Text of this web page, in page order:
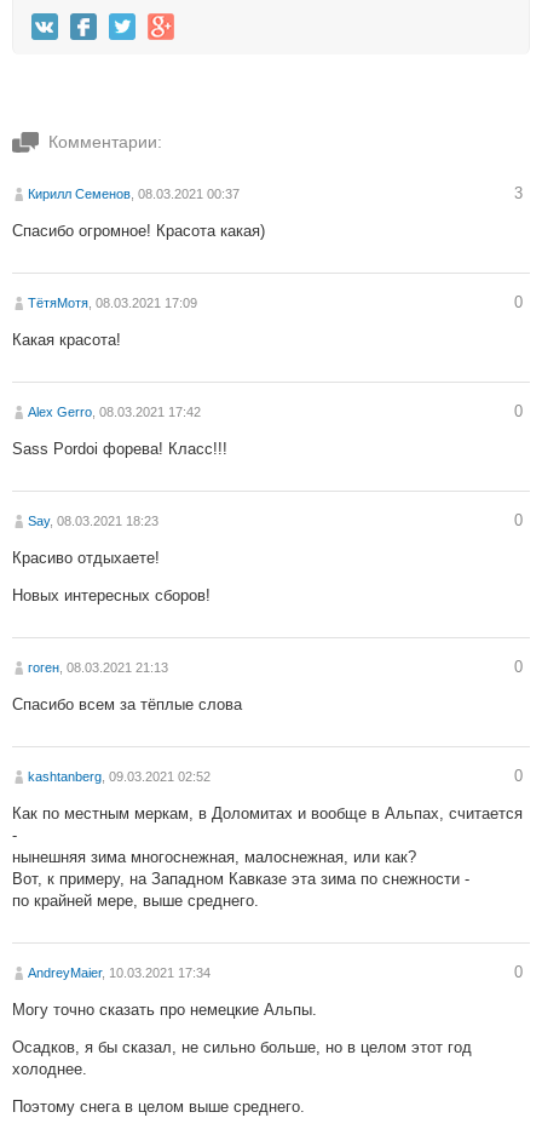
Комментарии:
Кирилл Семенов , 08.03.2021 00:37 3
Спасибо огромное! Красота какая)
ТётяМотя , 08.03.2021 17:09 0
Какая красота!
Alex Gerro , 08.03.2021 17:42 0
Sass Pordoi форева! Класс!!!
Say, 08.03.2021 18:23 0
Красиво отдыхаете!
Новых интересных сборов!
гоген , 08.03.2021 21:13 0
Спасибо всем за тёплые слова
kashtanberg , 09.03.2021 02:52 0
Как по местным меркам, в Доломитах и вообще в Альпах, считается
-
нынешняя зима многоснежная, малоснежная, или как?
Вот, к примеру, на Западном Кавказе эта зима по снежности -
по крайней мере, выше среднего.
AndreyMaier, 10.03.2021 17:34 0
Могу точно сказать про немецкие Альпы.
Осадков, я бы сказал, не сильно больше, но в целом этот год
холоднее.
Поэтому снега в целом выше среднего.